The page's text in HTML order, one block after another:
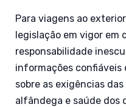
Para viagens ao
legislação em vigor em
responsabilidade
informações
sobre as exigências
alfândega e saúde dos